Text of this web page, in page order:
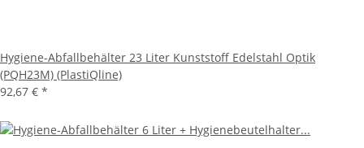
Hygiene-Abfallbehälter 23 Liter Kunststoff Edelstahl Optik
(PQH23M) (PlastiQline)
92,67 € *